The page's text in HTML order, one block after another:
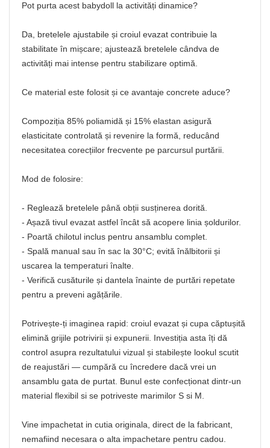
Pot purta acest babydoll la activități dinamice?
Da, bretelele ajustabile și croiul evazat contribuie la
stabilitate în mișcare; ajustează bretelele cândva de
activități mai intense pentru stabilizare optimă.
Ce material este folosit și ce avantaje concrete aduce?
Compoziția 85% poliamidă și 15% elastan asigură
elasticitate controlată și revenire la formă, reducând
necesitatea corecțiilor frecvente pe parcursul purtării.
Mod de folosire:
- Reglează bretelele până obții susținerea dorită.
- Așază tivul evazat astfel încât să acopere linia șoldurilor.
- Poartă chilotul inclus pentru ansamblu complet.
- Spală manual sau în sac la 30°C; evită înălbitorii și
uscarea la temperaturi înalte.
- Verifică cusăturile și dantela înainte de purtări repetate
pentru a preveni agățările.
Potrivește-ți imaginea rapid: croiul evazat și cupa căptușită
elimină grijile potrivirii și expunerii. Investiția asta îți dă
control asupra rezultatului vizual și stabilește lookul scutit
de reajustări — cumpără cu încredere dacă vrei un
ansamblu gata de purtat. Bunul este confecționat dintr-un
material flexibil si se potriveste marimilor S si M.
Vine impachetat in cutia originala, direct de la fabricant,
nemafiind necesara o alta impachetare pentru cadou.